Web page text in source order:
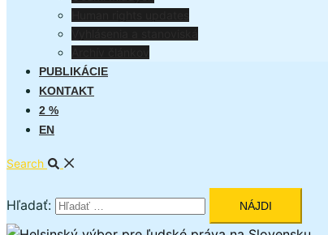
PUBLIKÁCIE
KONTAKT
2 %
EN
Search
Hľadať: